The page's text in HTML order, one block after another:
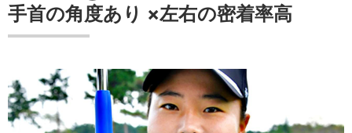
手首の角度あり ×左右の密着率高